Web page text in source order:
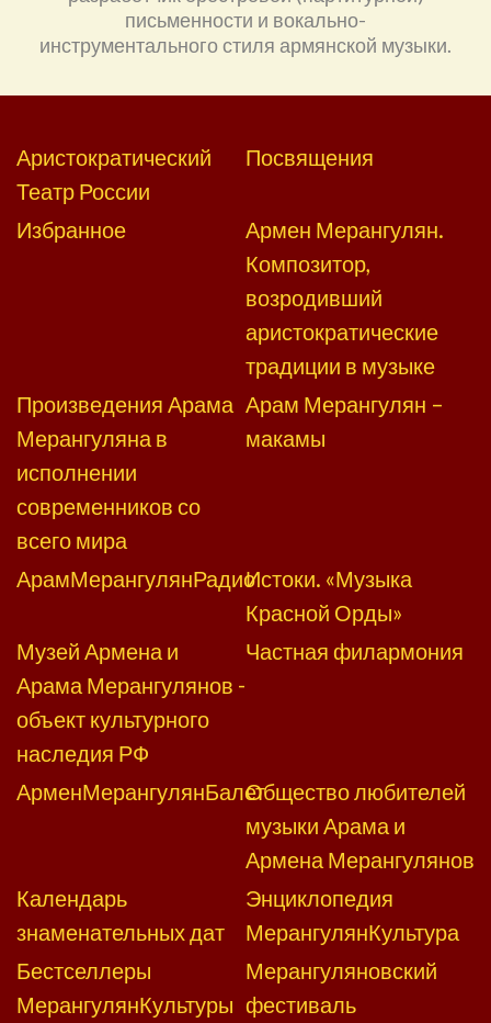
письменности и вокально-
инструментального стиля армянской музыки.
Аристократический
Театр России
Посвящения
Избранное
Армен Мерангулян.
Композитор,
возродивший
аристократические
традиции в музыке
Произведения Арама
Мерангуляна в
исполнении
современников со
всего мира
Арам Мерангулян –
макамы
АрамМерангулянРадиоИстоки. «Музыка
Красной Орды»
Музей Армена и
Арама Мерангулянов -
объект культурного
наследия РФ
Частная филармония
АрменМерангулянБалетОбщество любителей
музыки Арама и
Армена Мерангулянов
Календарь
знаменательных дат
Энциклопедия
МерангулянКультура
Бестселлеры
МерангулянКультуры
Мерангуляновский
фестиваль